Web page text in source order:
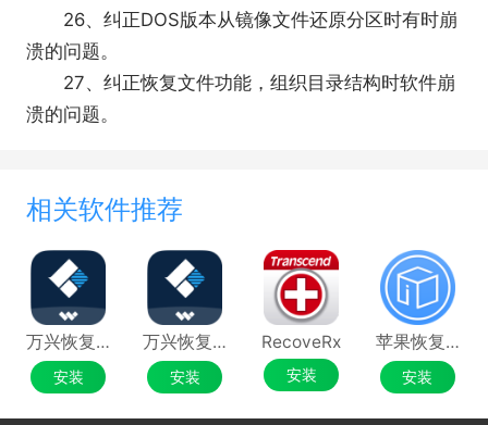
26、纠正DOS版本从镜像文件还原分区时有时崩
溃的问题。
27、纠正恢复文件功能，组织目录结构时软件崩
溃的问题。
相关软件推荐
万兴恢复专家电脑版
安装
万兴恢复专家
安装
RecoveRx
安装
苹果恢复大师
安装